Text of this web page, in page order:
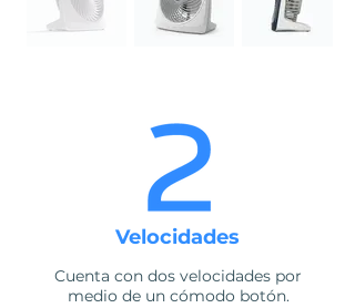
Velocidades
Cuenta con dos velocidades por
medio de un cómodo botón.